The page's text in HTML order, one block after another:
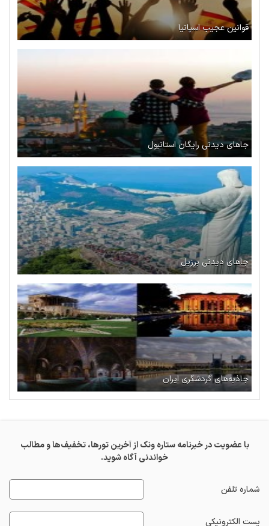
قوانین عجیب اسپانیا
جاهای دیدنی رایگان استانبول
جاهای دیدنی برزیل
جاذبه‌های گردشگری ایران
با عضویت در خبرنامه ستاره ونک از آخرین تورها، تخفیف‌ها و مطالب
خواندنی آگاه شوید.
شماره تلفن
پست الکترونیکی